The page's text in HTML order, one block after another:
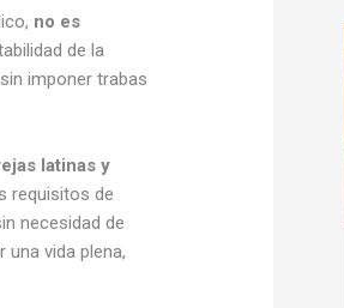
no es
de la
imponer trabas
latinas y
requisitos de
necesidad de
vida plena,